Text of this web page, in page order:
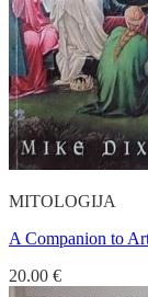
MITOLOGIJA
A Companion to
20.00 €